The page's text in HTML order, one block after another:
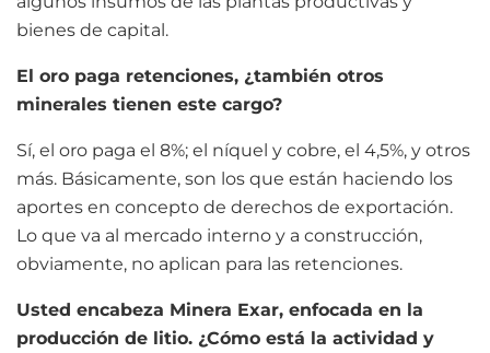
bienes de capital.
El oro paga retenciones, ¿también otros
minerales tienen este cargo?
Sí, el oro paga el 8%; el níquel y cobre, el 4,5%, y otros
más. Básicamente, son los que están haciendo los
aportes en concepto de derechos de exportación.
Lo que va al mercado interno y a construcción,
obviamente, no aplican para las retenciones.
Usted encabeza Minera Exar, enfocada en la
producción de litio. ¿Cómo está la actividad y